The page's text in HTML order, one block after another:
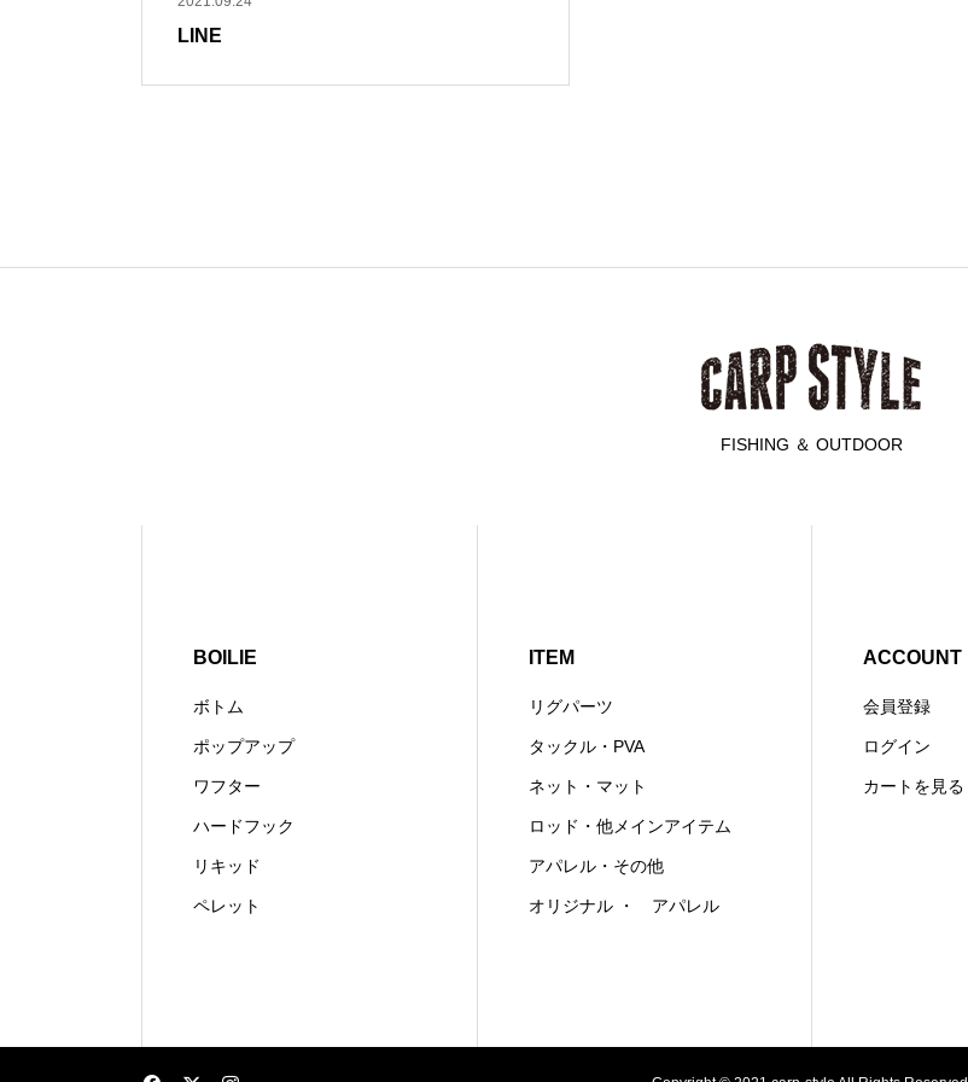
LINE
FISHING ＆ OUTDOOR
BOILIE
ボトム
ポップアップ
ワフター
ハードフック
リキッド
ペレット
ITEM
リグパーツ
タックル・PVA
ネット・マット
ロッド・他メインアイテム
アパレル・その他
オリジナル ・ アパレル
ACCOUNT
会員登録
ログイン
カートを見る